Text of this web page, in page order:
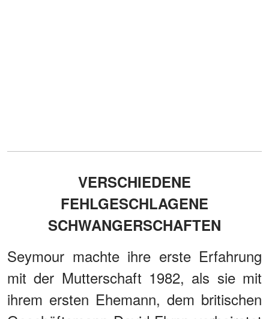
VERSCHIEDENE
FEHLGESCHLAGENE
SCHWANGERSCHAFTEN
Seymour machte ihre erste Erfahrung
mit der Mutterschaft 1982, als sie mit
ihrem ersten Ehemann, dem britischen